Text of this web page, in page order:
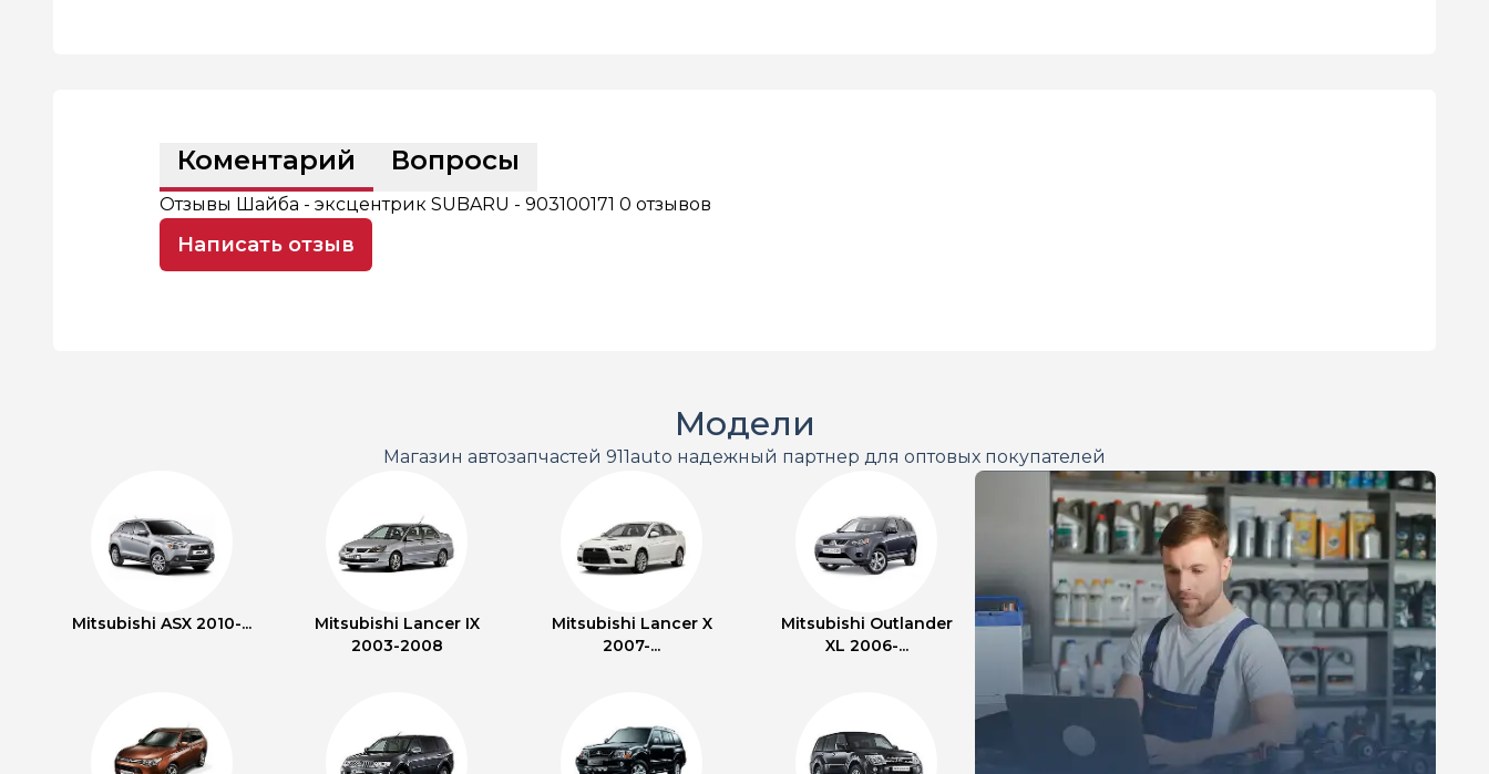
Коментарий Вопросы
Отзывы Шайба - эксцентрик SUBARU - 903100171 0 отзывов
Написать отзыв
Модели
Магазин автозапчастей 911auto надежный партнер для оптовых покупателей
Mitsubishi ASX 2010-...
Mitsubishi Lancer IX
2003-2008
Mitsubishi Lancer X
2007-...
Mitsubishi Outlander
XL 2006-...